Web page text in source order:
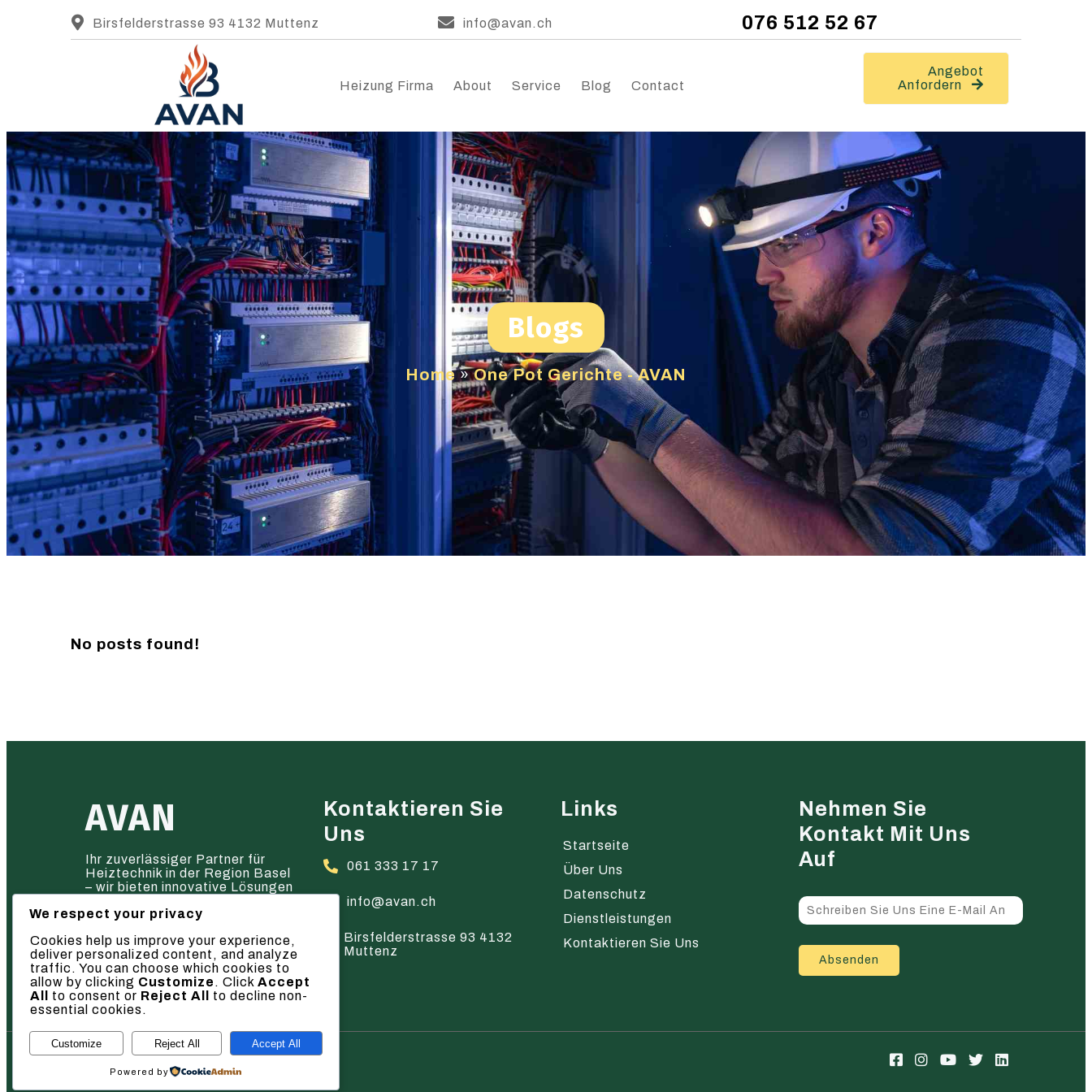
Birsfelderstrasse 93 4132 Muttenz info@avan.ch 076 512 52 67
Heizung Firma About Service Blog Contact
Angebot
Anfordern
Blogs
Home»One Pot Gerichte - AVAN
No posts found!
AVAN
Ihr zuverlässiger Partner für
Heiztechnik in der Region Basel
– wir bieten innovative Lösungen
Kontaktieren Sie
Uns
061 333 17 17
info@avan.ch
Birsfelderstrasse 93 4132
Muttenz
Links
Startseite
Über Uns
Datenschutz
Dienstleistungen
Kontaktieren Sie Uns
Nehmen Sie
Kontakt Mit Uns
Auf
Absenden
© 2026 AVAN
We respect your privacy
Cookies help us improve your experience,
deliver personalized content, and analyze
traffic. You can choose which cookies to
allow by clicking Customize . Click Accept
All
to consent or Reject All
to decline non-
essential cookies.
Customize Reject All Accept All
Powered by